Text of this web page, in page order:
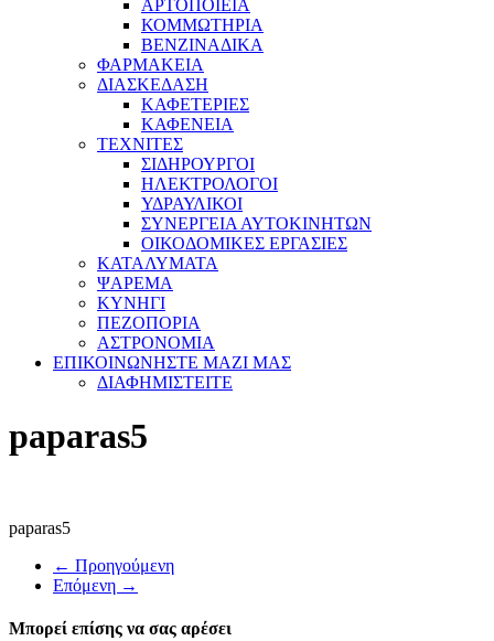
ΑΡΤΟΠΟΙΕΙΑ
ΚΟΜΜΩΤΗΡΙΑ
ΒΕΝΖΙΝΑΔΙΚΑ
ΦΑΡΜΑΚΕΙΑ
ΔΙΑΣΚΕΔΑΣΗ
ΚΑΦΕΤΕΡΙΕΣ
ΚΑΦΕΝΕΙΑ
ΤΕΧΝΙΤΕΣ
ΣΙΔΗΡΟΥΡΓΟΙ
ΗΛΕΚΤΡΟΛΟΓΟΙ
ΥΔΡΑΥΛΙΚΟΙ
ΣΥΝΕΡΓΕΙΑ ΑΥΤΟΚΙΝΗΤΩΝ
ΟΙΚΟΔΟΜΙΚΕΣ ΕΡΓΑΣΙΕΣ
ΚΑΤΑΛΥΜΑΤΑ
ΨΑΡΕΜΑ
ΚΥΝΗΓΙ
ΠΕΖΟΠΟΡΙΑ
ΑΣΤΡΟΝΟΜΙΑ
ΕΠΙΚΟΙΝΩΝΗΣΤΕ ΜΑΖΙ ΜΑΣ
ΔΙΑΦΗΜΙΣΤΕΙΤΕ
paparas5
paparas5
← Προηγούμενη
Επόμενη →
Μπορεί επίσης να σας αρέσει